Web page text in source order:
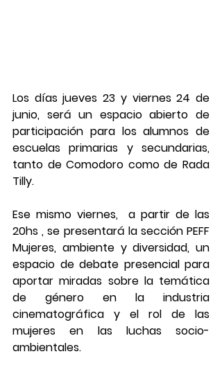
Los días jueves 23 y viernes 24 de
junio, será un espacio abierto de
participación para los alumnos de
escuelas primarias y secundarias,
tanto de Comodoro como de Rada
Tilly.
Ese mismo viernes,  a partir de las
20hs , se presentará la sección PEFF
Mujeres, ambiente y diversidad, un
espacio de debate presencial para
aportar miradas sobre la temática
de género en la industria
cinematográfica y el rol de las
mujeres en las luchas socio-
ambientales.